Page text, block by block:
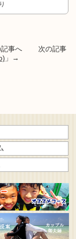
記事へ 次の記事
」→